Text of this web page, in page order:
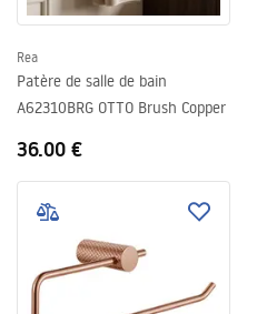
Rea
Patère de salle de bain
A62310BRG OTTO Brush Copper
36.00 €